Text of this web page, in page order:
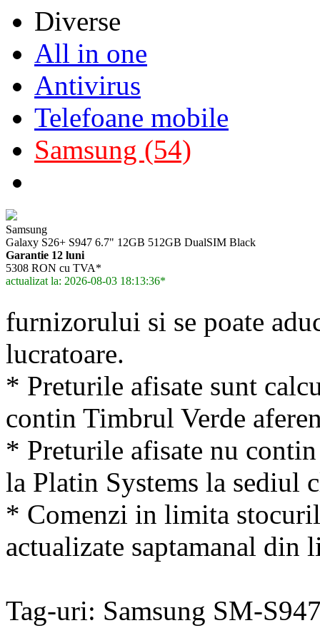
Diverse
All in one
Antivirus
Telefoane mobile
Samsung (54)
Samsung
Galaxy S26+ S947 6.7" 12GB 512GB DualSIM Black
Garantie 12 luni
5308 RON cu TVA*
actualizat la: 2026-08-03 18:13:36*
furnizorului si se poate
lucratoare.
* Preturile afisate sunt
contin Timbrul Verde
* Preturile afisate nu
la Platin Systems la sediul
* Comenzi in limita
actualizate saptamanal
Tag-uri: Samsung SM-